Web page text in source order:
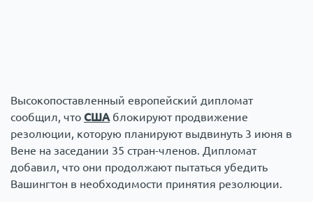
Высокопоставленный европейский дипломат
сообщил, что США блокируют продвижение
резолюции, которую планируют выдвинуть 3 июня в
Вене на заседании 35 стран-членов. Дипломат
добавил, что они продолжают пытаться убедить
Вашингтон в необходимости принятия резолюции.